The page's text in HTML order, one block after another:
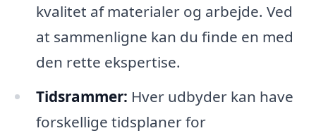
kvalitet af materialer og arbejde. Ved
at sammenligne kan du finde en med
den rette ekspertise.
Tidsrammer: Hver udbyder kan have
forskellige tidsplaner for